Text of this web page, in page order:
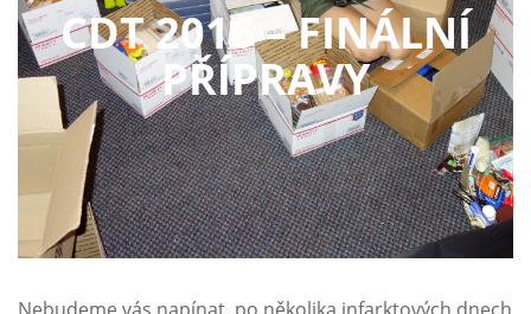
CDT 2016 – FINÁLNÍ
PŘÍPRAVY